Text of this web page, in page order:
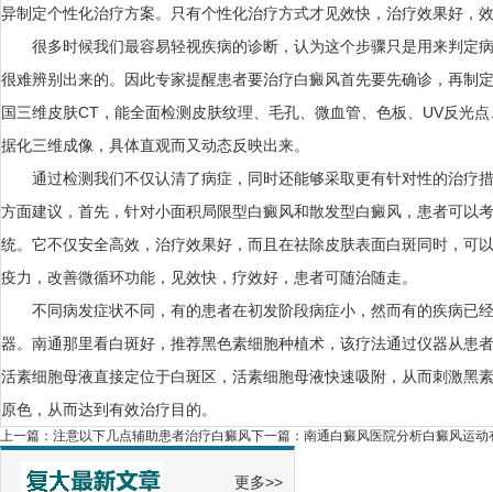
异制定个性化治疗方案。只有个性化治疗方式才见效快，治疗效果好，
很多时候我们最容易轻视疾病的诊断，认为这个步骤只是用来判定
很难辨别出来的。因此专家提醒患者要治疗白癜风首先要先确诊，再制
国三维皮肤CT，能全面检测皮肤纹理、毛孔、微血管、色板、UV反光
据化三维成像，具体直观而又动态反映出来。
通过检测我们不仅认清了病症，同时还能够采取更有针对性的治疗
方面建议，首先，针对小面积局限型白癜风和散发型白癜风，患者可以
统。它不仅安全高效，治疗效果好，而且在祛除皮肤表面白斑同时，可
疫力，改善微循环功能，见效快，疗效好，患者可随治随走。
不同病发症状不同，有的患者在初发阶段病症小，然而有的疾病已
器。 南通那里看白斑好 ，推荐黑色素细胞种植术，该疗法通过仪器从患
活素细胞母液直接定位于白斑区，活素细胞母液快速吸附，从而刺激黑
原色，从而达到有效治疗目的。
上一篇： 注意以下几点辅助患者治疗白癜风下一篇： 南通白癜风医院分析白癜风运动
更多>>
吗
吗？白癜风... [详细]
如何治疗青少年白癜风
可
如何治疗青少年白癜风
可以降低成... [详细]